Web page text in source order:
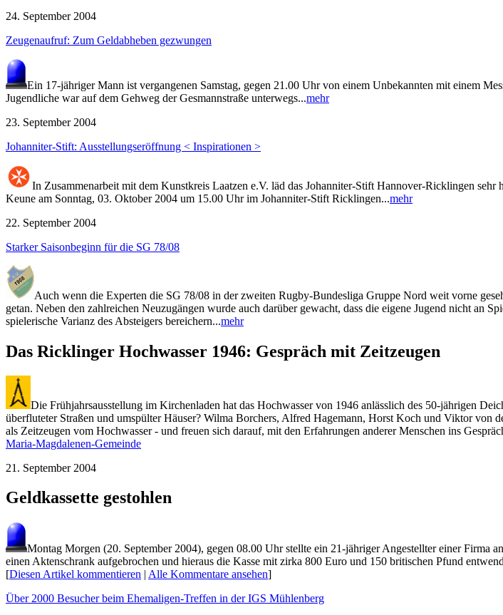
24. September 2004
Zeugenaufruf: Zum Geldabheben gezwungen
Ein 17-jähriger Mann ist vergangenen Samstag, gegen 21.00 Uhr von einem Unbekannten mit einem
Jugendliche war auf dem Gehweg der Gesmannstraße unterwegs...mehr
23. September 2004
Johanniter-Stift: Ausstellungseröffnung < Inspirationen >
In Zusammenarbeit mit dem Kunstkreis Laatzen e.V. läd das Johanniter-Stift Hannover-Ricklingen sehr
Keune am Sonntag, 03. Oktober 2004 um 15.00 Uhr im Johanniter-Stift Ricklingen...mehr
22. September 2004
Starker Saisonbeginn für die SG 78/08
Auch wenn die Experten die SG 78/08 in der zweiten Rugby-Bundesliga Gruppe Nord weit vorne
getan. Neben den zahlreichen Neuzugängen wurde auch darüber gewacht, dass die eigene Jugend nicht an
spielerische Varianz des Absteigers bereichern...mehr
Das Ricklinger Hochwasser 1946: Gespräch mit Zeitzeugen
Die Frühjahrsausstellung im Kirchenladen hat das Hochwasser von 1946 anlässlich des 50-jährigen
überfluteter Straßen und umspülter Häuser? Wilma Borchers, Alfred Hagemann, Horst Koch und Viktor von
als Zeitzeugen vom Hochwasser - und freuen sich darauf, mit den Erfahrungen anderer Menschen ins
Maria-Magdalenen-Gemeinde
21. September 2004
Geldkassette gestohlen
Montag Morgen (20. September 2004), gegen 08.00 Uhr stellte ein 21-jähriger Angestellter einer Firma
einen Aktenschrank aufgebrochen und hieraus die Kasse mit zirka 800 Euro und 150 britischen Pfund
[Diesen Artikel kommentieren | Alle Kommentare ansehen]
Über 2000 Besucher beim Ehemaligen-Treffen in der IGS Mühlenberg